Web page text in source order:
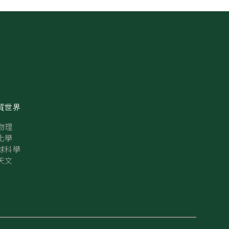
世界
理
學
科學
文